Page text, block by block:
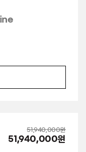
51,940,000원
51,940,000원